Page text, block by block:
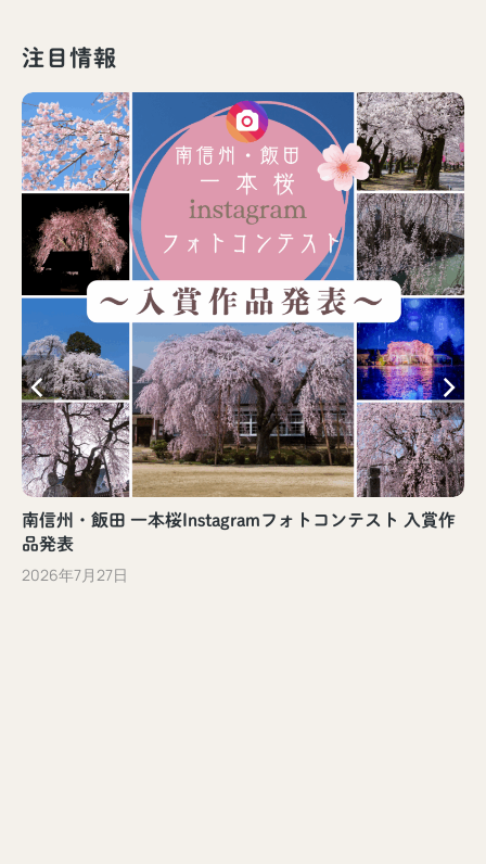
注目情報
南信州・飯田 一本桜Instagramフォトコンテスト 入賞作
品発表
2026年7月27日